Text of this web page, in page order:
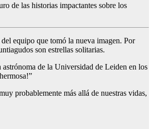
de las historias impactantes sobre los
equipo que tomó la nueva imagen. Por
son estrellas solitarias.
de la Universidad de Leiden en los
probablemente más allá de nuestras vidas,